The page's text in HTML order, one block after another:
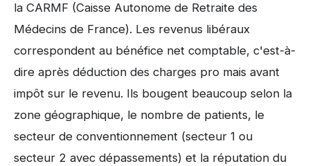
la CARMF (Caisse Autonome de Retraite des
Médecins de France). Les revenus libéraux
correspondent au bénéfice net comptable, c'est-à-
dire après déduction des charges pro mais avant
impôt sur le revenu. Ils bougent beaucoup selon la
zone géographique, le nombre de patients, le
secteur de conventionnement (secteur 1 ou
secteur 2 avec dépassements) et la réputation du